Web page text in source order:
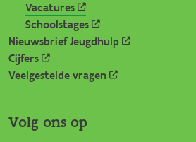
Vacatures
Schoolstages
Nieuwsbrief Jeugdhulp
Cijfers
Veelgestelde vragen
Volg ons op